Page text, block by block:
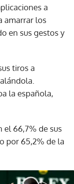
a
amarrar los
en sus gestos y
tiros a
la española,
el 66,7% de sus
por 65,2% de la